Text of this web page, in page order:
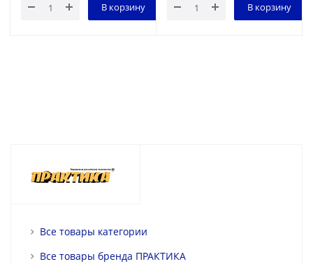
В корзину В корзину
Все товары категории
Все товары бренда ПРАКТИКА